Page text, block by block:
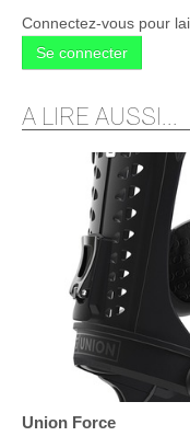
Connectez-vous pour
Se connecter
A LIRE AUSSI...
Union Force